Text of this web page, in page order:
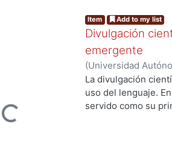
Loading...
Item Add to my list
Divulgación
emergente
(Universidad
Artes para el
03) Rosales
La divulgación
uso del lenguaje.
servido como su